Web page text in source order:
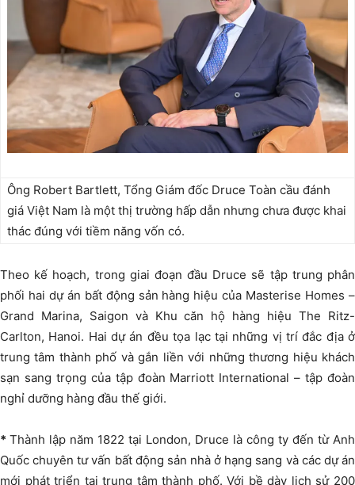
Ông Robert Bartlett, Tổng Giám đốc Druce Toàn cầu đánh
giá Việt Nam là một thị trường hấp dẫn nhưng chưa được khai
thác đúng với tiềm năng vốn có.
Theo kế hoạch, trong giai đoạn đầu Druce sẽ tập trung phân
phối hai dự án bất động sản hàng hiệu của Masterise Homes –
Grand Marina, Saigon và Khu căn hộ hàng hiệu The Ritz-
Carlton, Hanoi. Hai dự án đều tọa lạc tại những vị trí đắc địa ở
trung tâm thành phố và gắn liền với những thương hiệu khách
sạn sang trọng của tập đoàn Marriott International – tập đoàn
nghỉ dưỡng hàng đầu thế giới.
* Thành lập năm 1822 tại London, Druce là công ty đến từ Anh
Quốc chuyên tư vấn bất động sản nhà ở hạng sang và các dự án
mới phát triển tại trung tâm thành phố. Với bề dày lịch sử 200